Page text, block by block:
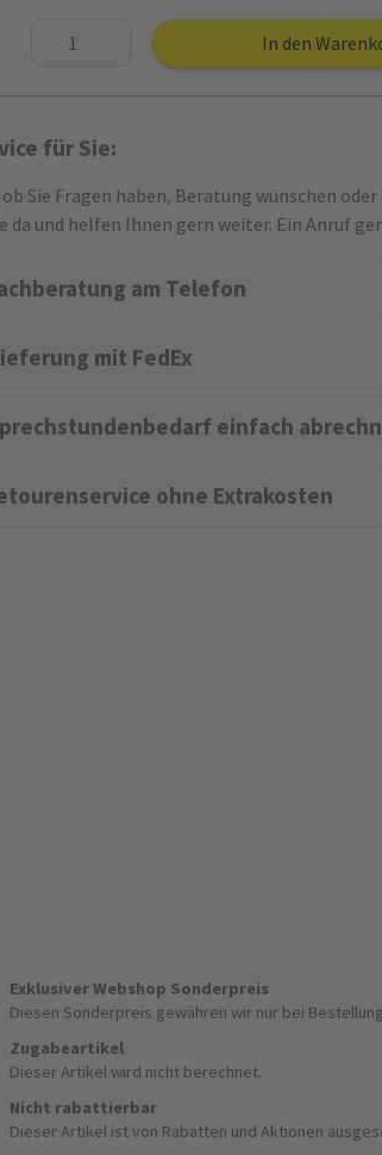
In den
für Sie:
Sie Fragen haben, Beratung wünschen
da und helfen Ihnen gern weiter. Ein Anruf
am Telefon
mit FedEx
einfach
ohne Extrakosten
Exklusiver Webshop Sonderpreis
Diesen Sonderpreis gewähren wir nur bei
Zugabeartikel
Dieser Artikel wird nicht berechnet.
Nicht rabattierbar
Dieser Artikel ist von Rabatten und Aktionen